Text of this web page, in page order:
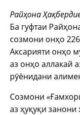
Райҳона
Ба гуфтаи
созмони онҳо
Аксарияти онҳо
аз онҳо аллакай
рӯёнидани
Созмони
аз ҳуқуқи